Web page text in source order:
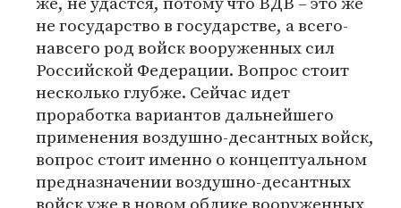
не государство в государстве, а всего-
навсего род войск вооруженных сил
Российской Федерации. Вопрос стоит
несколько глубже. Сейчас идет
проработка вариантов дальнейшего
применения воздушно-десантных войск,
вопрос стоит именно о концептуальном
предназначении воздушно-десантных